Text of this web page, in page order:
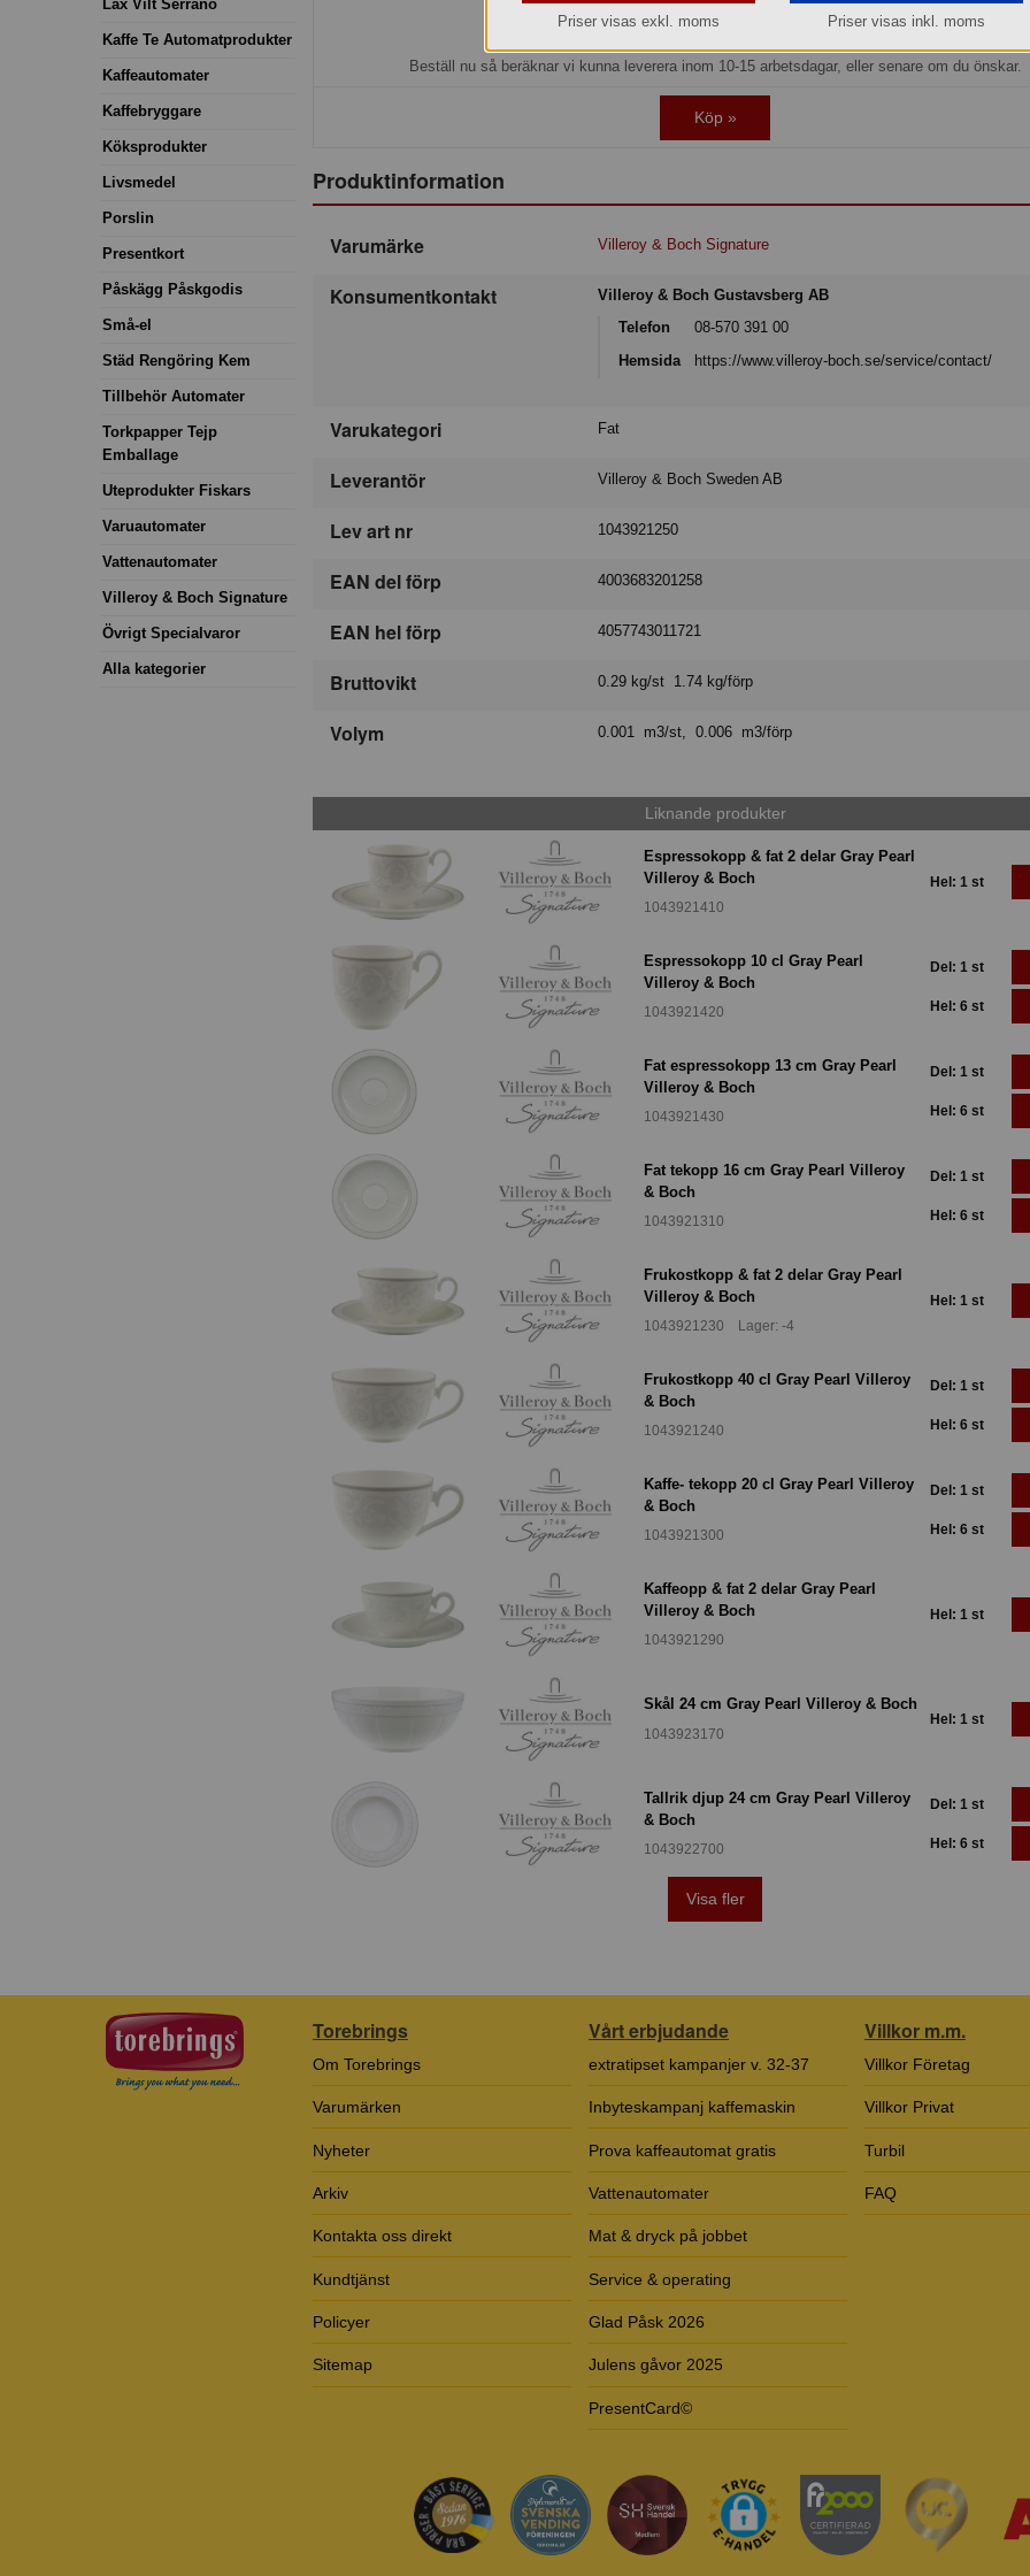
Lax Vilt Serrano
Kaffe Te Automatprodukter
Kaffeautomater
Kaffebryggare
Köksprodukter
Livsmedel
Porslin
Presentkort
Påskägg Påskgodis
Små-el
Städ Rengöring Kem
Tillbehör Automater
Torkpapper Tejp
Emballage
Uteprodukter Fiskars
Varuautomater
Vattenautomater
Villeroy & Boch Signature
Övrigt Specialvaror
Alla kategorier
Beställningsvara
Beställ nu så beräknar vi kunna leverera inom 10-15 arbetsdagar, eller senare om du önskar.
Köp »
Produktinformation
Varumärke Villeroy & Boch Signature
Konsumentkontakt
Villeroy & Boch Gustavsberg AB
Telefon
08-570 391 00
Hemsida
https://www.villeroy-boch.se/service/contact/
Varukategori Fat
Leverantör Villeroy & Boch Sweden AB
Lev art nr 1043921250
EAN del förp 4003683201258
EAN hel förp 4057743011721
Bruttovikt 0.29 kg/st 1.74 kg/förp
Volym 0.001 m3/st, 0.006 m3/förp
Liknande produkter
Espressokopp & fat 2 delar Gray Pearl
Villeroy & Boch
1043921410
Hel: 1 st
Espressokopp 10 cl Gray Pearl
Villeroy & Boch
1043921420
Del: 1 st
Hel: 6 st
Fat espressokopp 13 cm Gray Pearl
Villeroy & Boch
1043921430
Del: 1 st
Hel: 6 st
Fat tekopp 16 cm Gray Pearl Villeroy
& Boch
1043921310
Del: 1 st
Hel: 6 st
Frukostkopp & fat 2 delar Gray Pearl
Villeroy & Boch
1043921230 Lager: -4
Hel: 1 st
Frukostkopp 40 cl Gray Pearl Villeroy
& Boch
1043921240
Del: 1 st
Hel: 6 st
Kaffe- tekopp 20 cl Gray Pearl Villeroy
& Boch
1043921300
Del: 1 st
Hel: 6 st
Kaffeopp & fat 2 delar Gray Pearl
Villeroy & Boch
1043921290
Hel: 1 st
Skål 24 cm Gray Pearl Villeroy & Boch
1043923170
Hel: 1 st
Tallrik djup 24 cm Gray Pearl Villeroy
& Boch
1043922700
Del: 1 st
Hel: 6 st
Visa fler
Torebrings
Om Torebrings
Varumärken
Nyheter
Arkiv
Kontakta oss direkt
Kundtjänst
Policyer
Sitemap
Vårt erbjudande
extratipset kampanjer v. 32-37
Inbyteskampanj kaffemaskin
Prova kaffeautomat gratis
Vattenautomater
Mat & dryck på jobbet
Service & operating
Glad Påsk 2026
Julens gåvor 2025
PresentCard©
Villkor m.m.
Villkor Företag
Villkor Privat
Turbil
FAQ
Priser visas exkl. moms Priser visas inkl. moms